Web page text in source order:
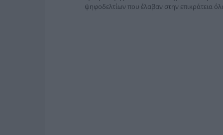
ψηφοδελτίων που έλαβαν στην επικράτεια